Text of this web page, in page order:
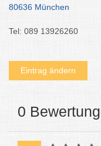
80636 München
Tel: 089 13926260
Eintrag ändern
0